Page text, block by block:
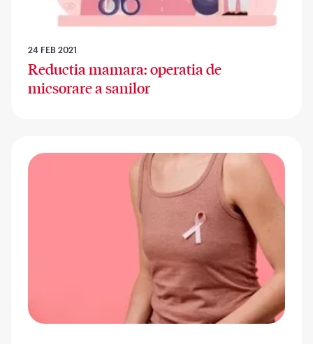
24 FEB 2021
Reductia mamara: operatia de
micsorare a sanilor